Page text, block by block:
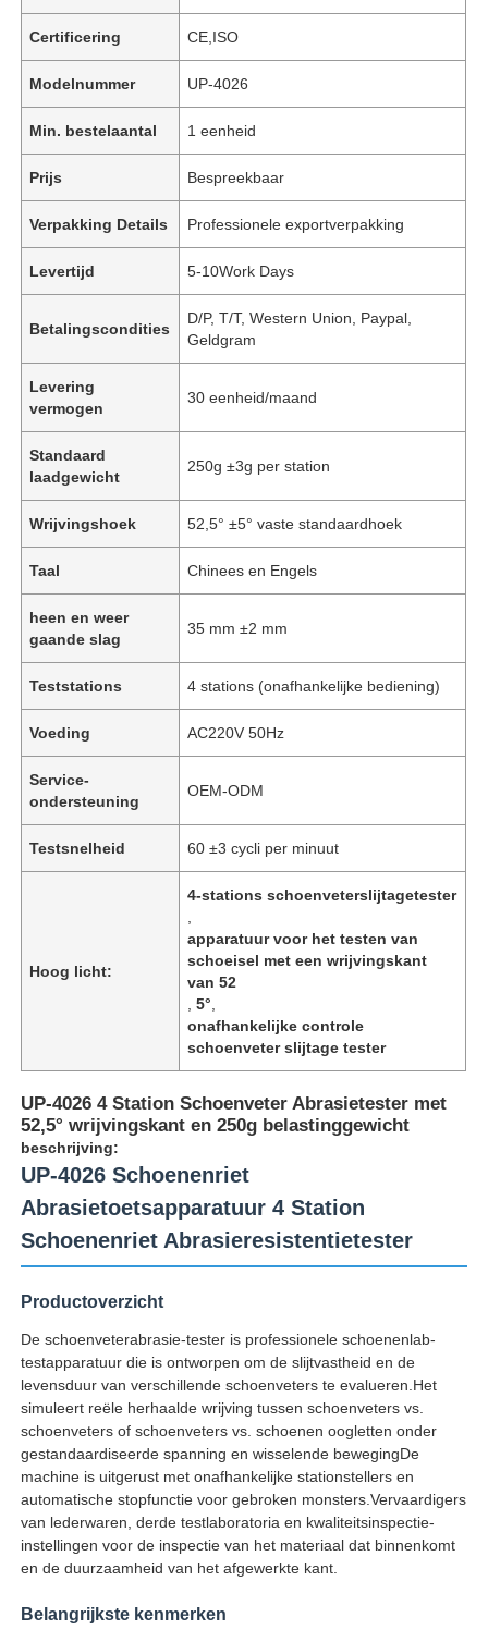
Thuis
Producten
Over ons
Fabrieksreis
Certificering CE,ISO
Modelnummer UP-4026
Min. bestelaantal 1 eenheid
Prijs Bespreekbaar
Verpakking Details Professionele exportverpakking
Levertijd 5-10Work Days
Betalingscondities
D/P, T/T, Western Union, Paypal,
Geldgram
Levering
vermogen
30 eenheid/maand
Standaard
laadgewicht
250g ±3g per station
Wrijvingshoek 52,5° ±5° vaste standaardhoek
Taal Chinees en Engels
heen en weer
gaande slag
35 mm ±2 mm
Teststations 4 stations (onafhankelijke bediening)
Voeding AC220V 50Hz
Service-
ondersteuning
OEM-ODM
Testsnelheid 60 ±3 cycli per minuut
Hoog licht:
4-stations schoenveterslijtagetester
apparatuur voor het testen van
schoeisel met een wrijvingskant
van 52
,5°
onafhankelijke controle
schoenveter slijtage tester
UP-4026 4 Station Schoenveter Abrasietester met
52,5° wrijvingskant en 250g belastinggewicht
beschrijving:
UP-4026 Schoenenriet
Abrasietoetsapparatuur 4 Station
Schoenenriet Abrasieresistentietester
Productoverzicht
De schoenveterabrasie-tester is professionele schoenenlab-
testapparatuur die is ontworpen om de slijtvastheid en de
levensduur van verschillende schoenveters te evalueren.Het
simuleert reële herhaalde wrijving tussen schoenveters vs.
schoenveters of schoenveters vs. schoenen oogletten onder
gestandaardiseerde spanning en wisselende bewegingDe
machine is uitgerust met onafhankelijke stationstellers en
automatische stopfunctie voor gebroken monsters.Vervaardigers
van lederwaren, derde testlaboratoria en kwaliteitsinspectie-
instellingen voor de inspectie van het materiaal dat binnenkomt
en de duurzaamheid van het afgewerkte kant.
Belangrijkste kenmerken